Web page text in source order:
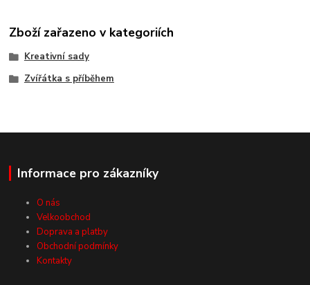
Zboží zařazeno v kategoriích
Kreativní sady
Zvířátka s příběhem
Informace pro zákazníky
O nás
Velkoobchod
Doprava a platby
Obchodní podmínky
Kontakty